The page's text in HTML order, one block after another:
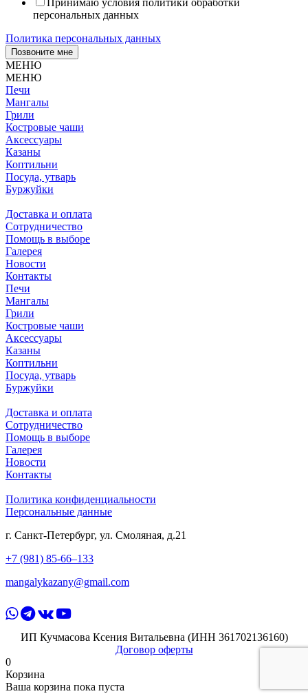
Принимаю условия политики обработки
персональных данных
Политика персональных данных
Позвоните мне
МЕНЮ
МЕНЮ
Печи
Мангалы
Грили
Костровые чаши
Аксессуары
Казаны
Коптильни
Посуда, утварь
Буржуйки
Доставка и оплата
Сотрудничество
Помощь в выборе
Галерея
Новости
Контакты
Печи
Мангалы
Грили
Костровые чаши
Аксессуары
Казаны
Коптильни
Посуда, утварь
Буржуйки
Доставка и оплата
Сотрудничество
Помощь в выборе
Галерея
Новости
Контакты
Политика конфиденциальности
Персональные данные
г. Санкт-Петербург, ул. Смоляная, д.21
+7 (981) 85-66–133
mangalykazany@gmail.com
ИП Кучмасова Ксения Витальевна (ИНН 361702136160)
Договор оферты
0
Корзина
Ваша корзина пока пуста